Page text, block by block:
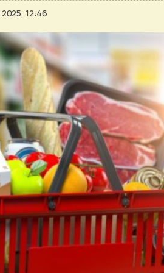
12:46